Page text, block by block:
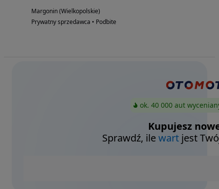
Margonin (Wielkopolskie)
Prywatny sprzedawca • Podbite
ok. 40 000 aut
Kupujesz
Sprawdź, ilewart jest